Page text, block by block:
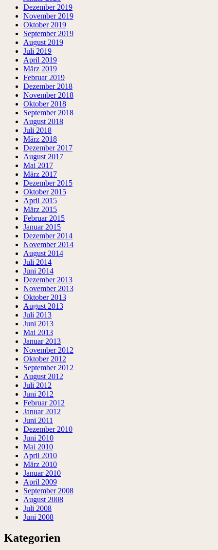
Dezember 2019
November 2019
Oktober 2019
September 2019
August 2019
Juli 2019
April 2019
März 2019
Februar 2019
Dezember 2018
November 2018
Oktober 2018
September 2018
August 2018
Juli 2018
März 2018
Dezember 2017
August 2017
Mai 2017
März 2017
Dezember 2015
Oktober 2015
April 2015
März 2015
Februar 2015
Januar 2015
Dezember 2014
November 2014
August 2014
Juli 2014
Juni 2014
Dezember 2013
November 2013
Oktober 2013
August 2013
Juli 2013
Juni 2013
Mai 2013
Januar 2013
November 2012
Oktober 2012
September 2012
August 2012
Juli 2012
Juni 2012
Februar 2012
Januar 2012
Juni 2011
Dezember 2010
Juni 2010
Mai 2010
April 2010
März 2010
Januar 2010
April 2009
September 2008
August 2008
Juli 2008
Juni 2008
Kategorien